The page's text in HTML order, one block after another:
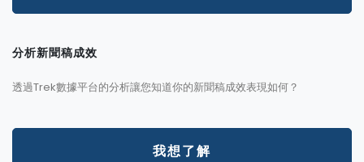
分析新聞稿成效
透過Trek數據平台的分析讓您知道你的新聞稿成效表現如何？
我想了解